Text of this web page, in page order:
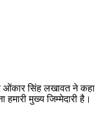
ओंकार सिंह लखावत ने कहा
मुख्य जिम्मेदारी है।